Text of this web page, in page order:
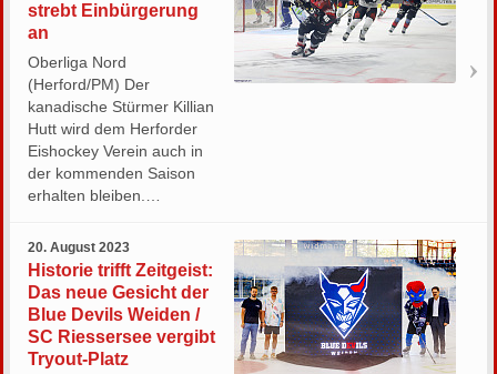
strebt Einbürgerung
an
Oberliga Nord
(Herford/PM) Der
kanadische Stürmer Killian
Hutt wird dem Herforder
Eishockey Verein auch in
der kommenden Saison
erhalten bleiben.…
20. August 2023
Historie trifft Zeitgeist:
Das neue Gesicht der
Blue Devils Weiden /
SC Riessersee vergibt
Tryout-Platz